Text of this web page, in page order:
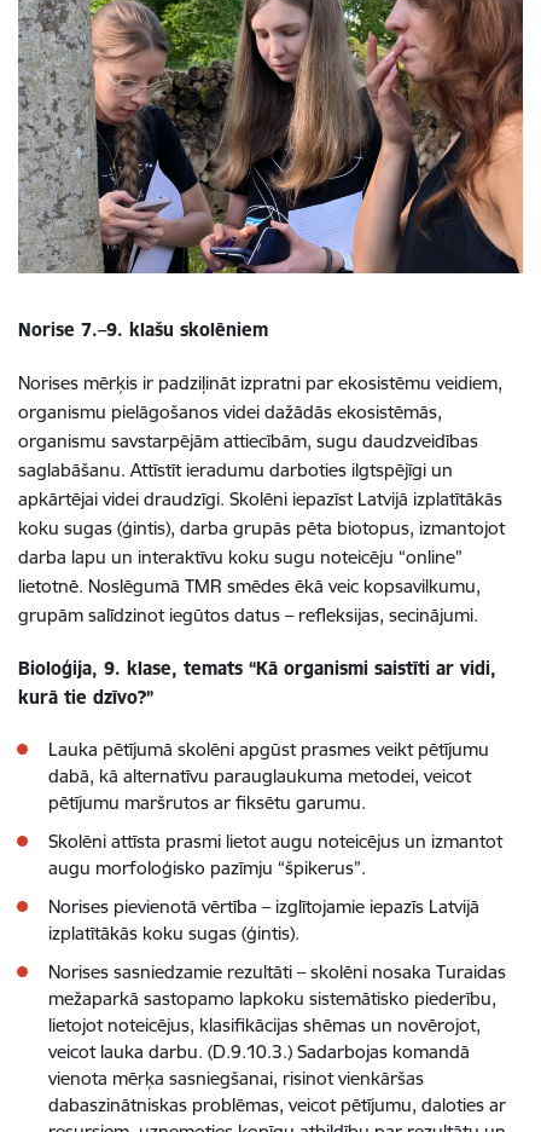
Norise 7.–9. klašu skolēniem
Norises mērķis ir padziļināt izpratni par ekosistēmu veidiem,
organismu pielāgošanos videi dažādās ekosistēmās,
organismu savstarpējām attiecībām, sugu daudzveidības
saglabāšanu. Attīstīt ieradumu darboties ilgtspējīgi un
apkārtējai videi draudzīgi. Skolēni iepazīst Latvijā izplatītākās
koku sugas (ģintis), darba grupās pēta biotopus, izmantojot
darba lapu un interaktīvu koku sugu noteicēju “online”
lietotnē. Noslēgumā TMR smēdes ēkā veic kopsavilkumu,
grupām salīdzinot iegūtos datus – refleksijas, secinājumi.
Bioloģija, 9. klase, temats “Kā organismi saistīti ar vidi,
kurā tie dzīvo?”
Lauka pētījumā skolēni apgūst prasmes veikt pētījumu
dabā, kā alternatīvu parauglaukuma metodei, veicot
pētījumu maršrutos ar fiksētu garumu.
Skolēni attīsta prasmi lietot augu noteicējus un izmantot
augu morfoloģisko pazīmju “špikerus”.
Norises pievienotā vērtība – izglītojamie iepazīs Latvijā
izplatītākās koku sugas (ģintis).
Norises sasniedzamie rezultāti – skolēni nosaka Turaidas
mežaparkā sastopamo lapkoku sistemātisko piederību,
lietojot noteicējus, klasifikācijas shēmas un novērojot,
veicot lauka darbu. (D.9.10.3.) Sadarbojas komandā
vienota mērķa sasniegšanai, risinot vienkāršas
dabaszinātniskas problēmas, veicot pētījumu, daloties ar